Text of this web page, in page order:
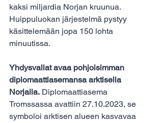
kaksi miljardia Norjan kruunua.
Huippuluokan järjestelmä pystyy
käsittelemään jopa 150 lohta
minuutissa.
Yhdysvallat avaa pohjoisimman
diplomaattiasemansa arktisella
Norjalla. Diplomaattiasema
Tromssassa avattiin 27.10.2023, se
symboloi arktisen alueen kasvavaa